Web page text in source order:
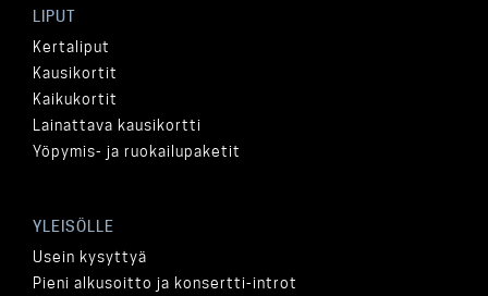
LIPUT
Kertaliput
Kausikortit
Kaikukortit
Lainattava kausikortti
Yöpymis- ja ruokailupaketit
YLEISÖLLE
Usein kysyttyä
Pieni alkusoitto ja konsertti-introt